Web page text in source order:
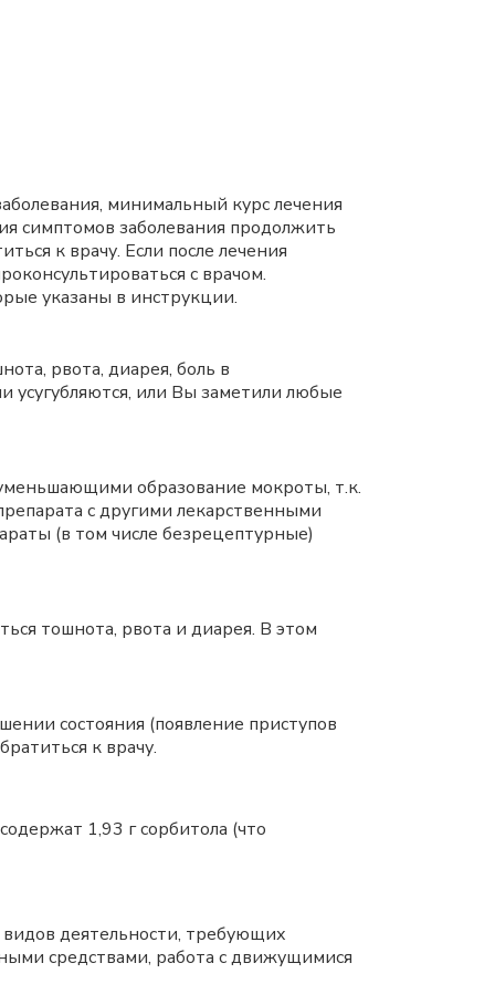
минимальный курс лечения
симптомов заболевания продолжить
к врачу. Если после лечения
с врачом.
указаны в инструкции.
рвота, диарея, боль в
усугубляются, или Вы заметили любые
образование мокроты, т.к.
с другими лекарственными
(в том числе безрецептурные)
тошнота, рвота и диарея. В этом
состояния (появление приступов
к врачу.
1,93 г сорбитола (что
деятельности, требующих
средствами, работа с движущимися